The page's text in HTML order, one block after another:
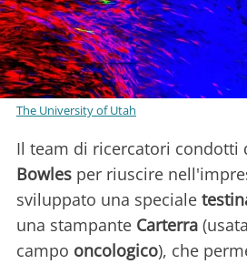
The University of Utah
Il team di ricercatori condotti
Bowles per riuscire
sviluppato una speciale
una stampante Carterra
campo oncologico), che